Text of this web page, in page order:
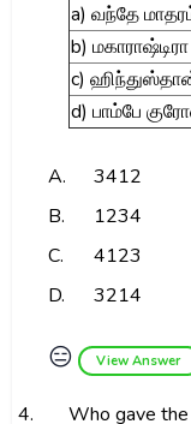
a) வந்தே
b) மகாராஷ்டிரா
c)
d) பாம்பே
A.
3412
B.
1234
C.
4123
D.
3214
😑 View Answer
4. Who gave